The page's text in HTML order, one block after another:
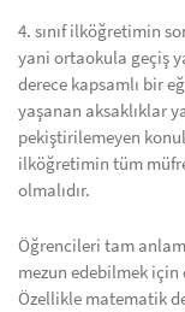
4. sınıf ilköğretimin
yani ortaokula geçiş
derece kapsamlı bir
yaşanan aksaklıklar
pekiştirilemeyen
ilköğretimin tüm
olmalıdır.
Öğrencileri tam
mezun edebilmek için
Özellikle matematik